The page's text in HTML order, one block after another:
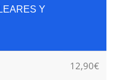
Y
12,90€